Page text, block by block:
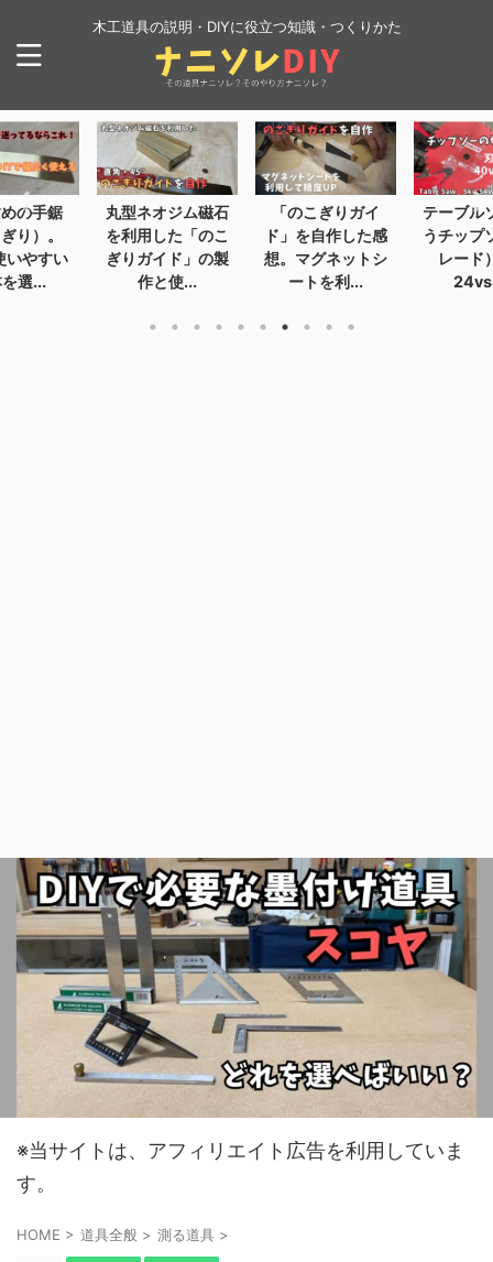
木工道具の説明・DIYに役立つ知識・つくりかた
ジム磁石
た「のこ
ド」の製
使...
「のこぎりガイ
ド」を自作した感
想。マグネットシ
ートを利...
テーブルソーで使
うチップソー（ブ
レード）刃数
24vs4...
テーブル
を安全に
換する
※当サイトは、アフィリエイト広告を利用していま
す。
HOME > 道具全般 > 測る道具 >